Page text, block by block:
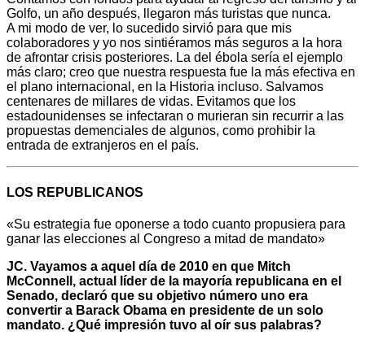
Golfo, un año después, llegaron más turistas que nunca.
A mi modo de ver, lo sucedido sirvió para que mis
colaboradores y yo nos sintiéramos más seguros a la hora
de afrontar crisis posteriores. La del ébola sería el ejemplo
más claro; creo que nuestra respuesta fue la más efectiva en
el plano internacional, en la Historia incluso. Salvamos
centenares de millares de vidas. Evitamos que los
estadounidenses se infectaran o murieran sin recurrir a las
propuestas demenciales de algunos, como prohibir la
entrada de extranjeros en el país.
LOS REPUBLICANOS
«Su estrategia fue oponerse a todo cuanto propusiera para
ganar las elecciones al Congreso a mitad de mandato»
JC. Vayamos a aquel día de 2010 en que Mitch
McConnell, actual líder de la mayoría republicana en el
Senado, declaró que su objetivo número uno era
convertir a Barack Obama en presidente de un solo
mandato. ¿Qué impresión tuvo al oír sus palabras?